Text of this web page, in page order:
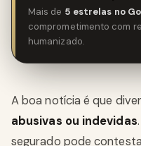
Mais de 5 estrelas no
comprometimento com
humanizado.
A boa notícia é que
abusivas ou indevidas
segurado pode